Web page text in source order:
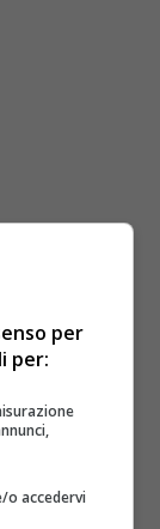
mai digerito
a fianco di
per
per:
o accedervi